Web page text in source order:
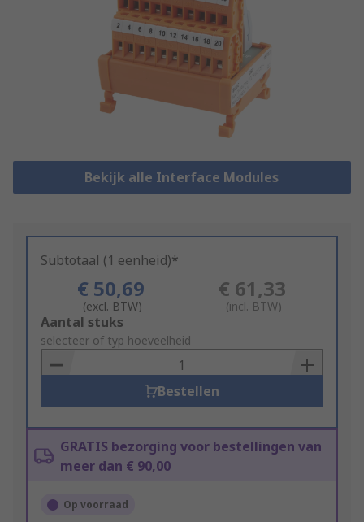
Bekijk alle Interface Modules
Subtotaal (1 eenheid)*
€ 50,69
(excl. BTW)
€ 61,33
(incl. BTW)
Add
to
Basket
Aantal stuks
selecteer of typ hoeveelheid
Bestellen
GRATIS bezorging voor bestellingen van
meer dan € 90,00
Op voorraad